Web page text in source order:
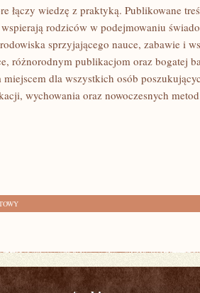
łączy wiedzę z praktyką. Publikowane
rodziców w podejmowaniu
sprzyjającego nauce, zabawie i
różnorodnym publikacjom oraz bogatej
dla wszystkich osób
wychowania oraz nowoczesnych